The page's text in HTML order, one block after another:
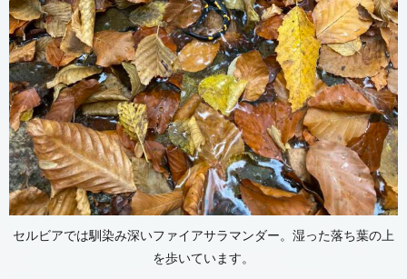
セルビアでは馴染み深いファイアサラマンダー。湿った落ち葉の上
を歩いています。